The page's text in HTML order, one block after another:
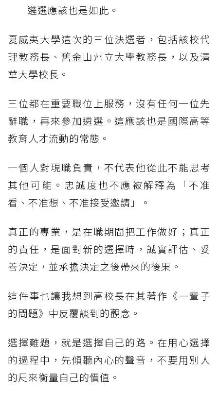
遴選應該也是如此。
夏威夷大學這次的三位決選者，包括該校代
理教務長、舊金山州立大學教務長，以及清
華大學校長。
三位都在重要職位上服務，沒有任何一位先
辭職，再來參加遴選。這應該也是國際高等
教育人才流動的常態。
一個人對現職負責，不代表他從此不能思考
其他可能。忠誠度也不應被解釋為「不准
看、不准想、不准接受邀請」。
真正的專業，是在職期間把工作做好；真正
的責任，是面對新的選擇時，誠實評估、妥
善決定，並承擔決定之後帶來的後果。
這件事也讓我想到高校長在其著作《一輩子
的問題》中反覆談到的觀念。
選擇難題，就是選擇自己的路。在用心選擇
的過程中，先傾聽內心的聲音，不要用別人
的尺來衡量自己的價值。